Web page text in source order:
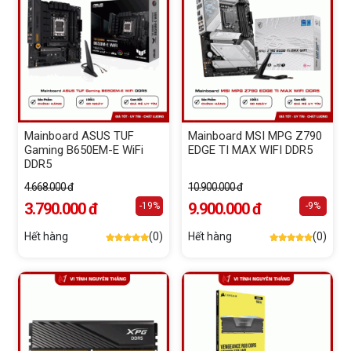
Mainboard ASUS TUF
Gaming B650EM-E WiFi
DDR5
4.668.000 đ
3.790.000 đ -19%
Hết hàng (0)
Mainboard MSI MPG Z790
EDGE TI MAX WIFI DDR5
10.900.000 đ
9.900.000 đ -9%
Hết hàng (0)